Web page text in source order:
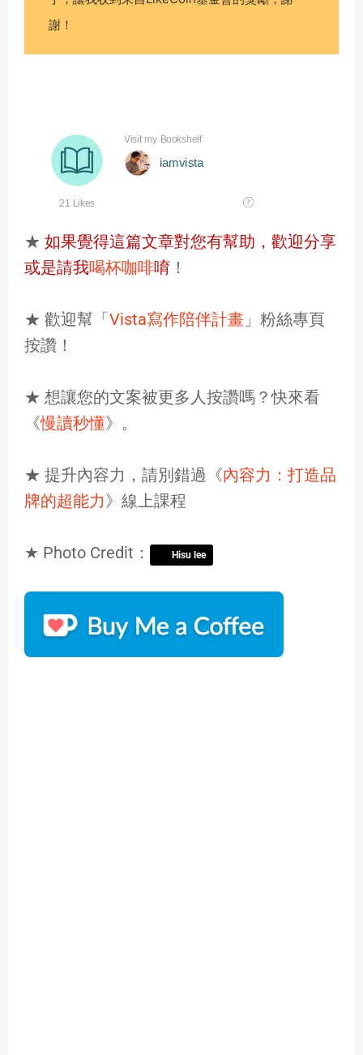
謝！
★ 如果覺得這篇文章對您有幫助，歡迎分享
或是請我喝杯咖啡唷 ！
★ 歡迎幫「 Vista寫作陪伴計畫 」粉絲專頁
按讚！
★ 想讓您的文案被更多人按讚嗎？快來看
《慢讀秒懂》。
★ 提升內容力，請別錯過《內容力：打造品
牌的超能力》線上課程
★ Photo Credit： Hisu lee